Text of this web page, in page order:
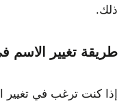
ذلك.
طريقة تغيير الاسم
إذا كنت ترغب في تغيير